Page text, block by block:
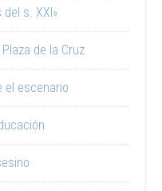
s. XXI»
de la Cruz
el escenario